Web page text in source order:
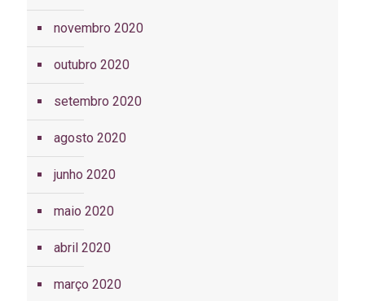
novembro 2020
outubro 2020
setembro 2020
agosto 2020
junho 2020
maio 2020
abril 2020
março 2020